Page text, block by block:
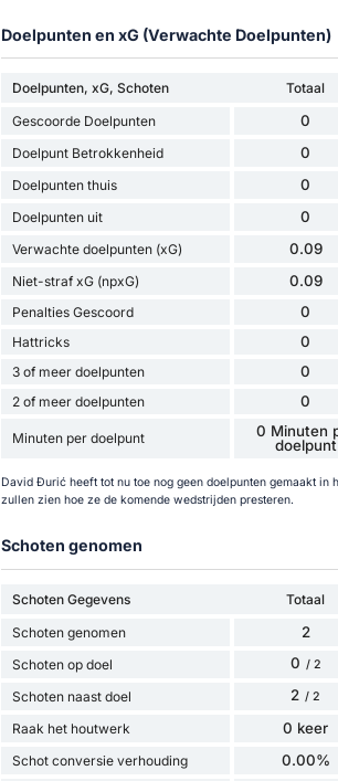
Doelpunten en xG (Verwachte Doelpunten)
Doelpunten, xG, Schoten Totaal
Gescoorde Doelpunten
0
Doelpunt Betrokkenheid 0
Doelpunten thuis 0
Doelpunten uit 0
Verwachte doelpunten (xG) 0.09
Niet-straf xG (npxG) 0.09
Penalties Gescoord 0
Hattricks 0
3 of meer doelpunten 0
2 of meer doelpunten 0
Minuten per doelpunt
0 Minuten
doelpunt
David Đurić heeft tot nu toe nog geen doelpunten gemaakt
zullen zien hoe ze de komende wedstrijden presteren.
Schoten genomen
Schoten Gegevens Totaal
Schoten genomen
2
Schoten op doel 0 / 2
Schoten naast doel 2 / 2
Raak het houtwerk 0 keer
Schot conversie verhouding 0.00%